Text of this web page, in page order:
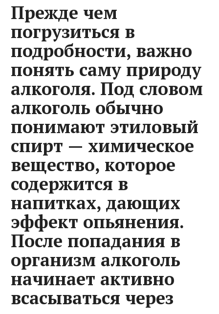
Прежде чем
погрузиться в
подробности, важно
понять саму природу
алкоголя. Под словом
алкоголь обычно
понимают этиловый
спирт — химическое
вещество, которое
содержится в
напитках, дающих
эффект опьянения.
После попадания в
организм алкоголь
начинает активно
всасываться через